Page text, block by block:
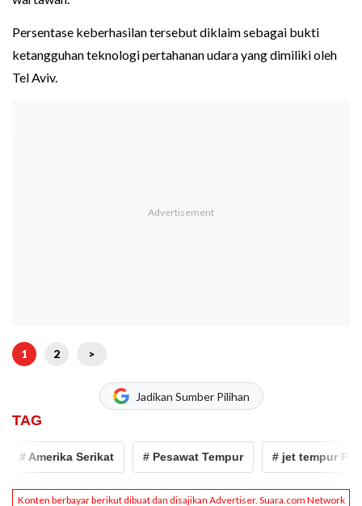
Persentase keberhasilan tersebut diklaim sebagai bukti
ketangguhan teknologi pertahanan udara yang dimiliki oleh
Tel Aviv.
1 2 >
Jadikan Sumber Pilihan
TAG
# Amerika Serikat # Pesawat Tempur # jet tempur F-15